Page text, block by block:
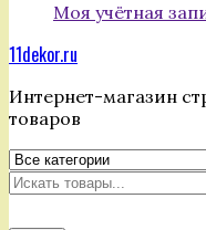
Моя учётная
11dekor.ru
Интернет-магазин
товаров
Искать